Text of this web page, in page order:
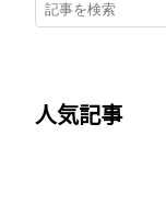
人気記事